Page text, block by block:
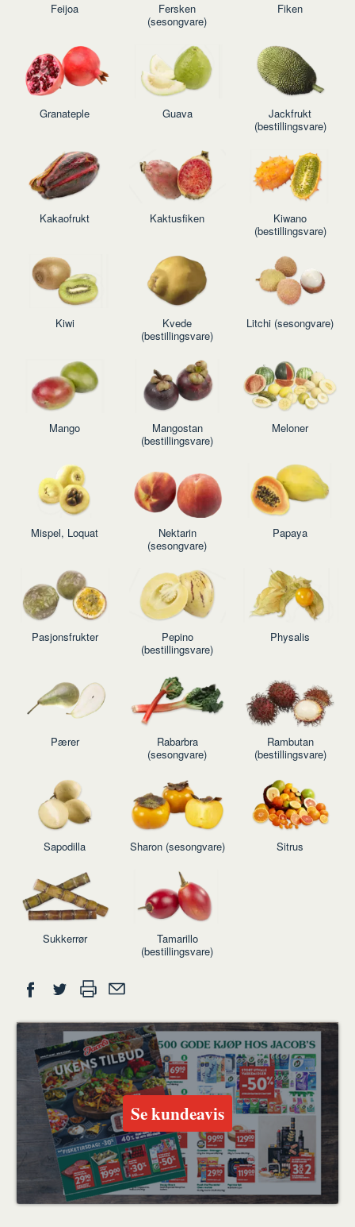
Feijoa
Fersken
(sesongvare)
Fiken
Granateple Guava
Jackfrukt
(bestillingsvare)
Kakaofrukt Kaktusfiken
Kiwano
(bestillingsvare)
Kiwi
Kvede
(bestillingsvare)
Litchi (sesongvare)
Mango
Mangostan
(bestillingsvare)
Meloner
Mispel, Loquat
Nektarin
(sesongvare)
Papaya
Pasjonsfrukter
Pepino
(bestillingsvare)
Physalis
Pærer
Rabarbra
(sesongvare)
Rambutan
(bestillingsvare)
Sapodilla Sharon (sesongvare) Sitrus
Sukkerrør
Tamarillo
(bestillingsvare)
Del
på
Facebook
på
Twitter
ut en
venn
Se kundeavis